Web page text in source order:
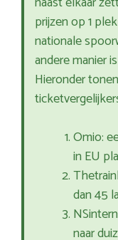
prijzen op 1
nationale
andere manier
Hieronder
Omio:
in EU
dan 45
naar